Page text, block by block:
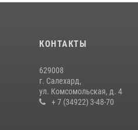
КОНТАКТЫ
629008
г. Салехард,
ул. Комсомольская, д. 4
+ 7 (34922) 3-48-70